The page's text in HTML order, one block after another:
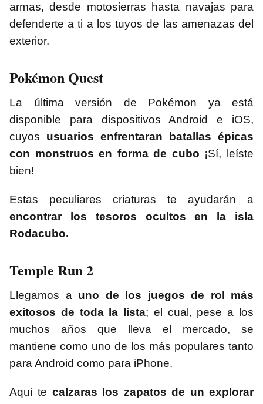
armas, desde motosierras hasta navajas para
defenderte a ti a los tuyos de las amenazas del
exterior.
Pokémon Quest
La última versión de Pokémon ya está
disponible para dispositivos Android e iOS,
cuyos usuarios enfrentaran batallas épicas
con monstruos en forma de cubo ¡Sí, leíste
bien!
Estas peculiares criaturas te ayudarán a
encontrar los tesoros ocultos en la isla
Rodacubo.
Temple Run 2
Llegamos a uno de los juegos de rol más
exitosos de toda la lista; el cual, pese a los
muchos años que lleva el mercado, se
mantiene como uno de los más populares tanto
para Android como para iPhone.
Aquí te calzaras los zapatos de un explorar